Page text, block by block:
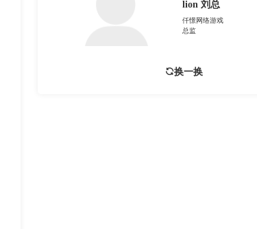
lion 刘总
仟憬网络游戏
总监
换一换